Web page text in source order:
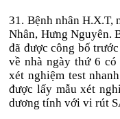
31. Bệnh nhân H.X.T,
Nhân, Hưng Nguyên.
đã được công bố
về nhà ngày thứ 6
xét nghiệm test
được lấy mẫu xét
dương tính với vi rút